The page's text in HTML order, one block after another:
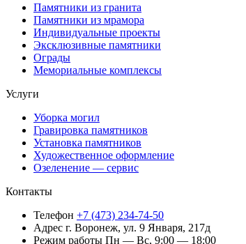
Памятники из гранита
Памятники из мрамора
Индивидуальные проекты
Эксклюзивные памятники
Ограды
Мемориальные комплексы
Услуги
Уборка могил
Гравировка памятников
Установка памятников
Художественное оформление
Озеленение — сервис
Контакты
Телефон +7 (473) 234-74-50
Адрес г. Воронеж, ул. 9 Января, 217д
Режим работы Пн — Вс, 9:00 — 18:00